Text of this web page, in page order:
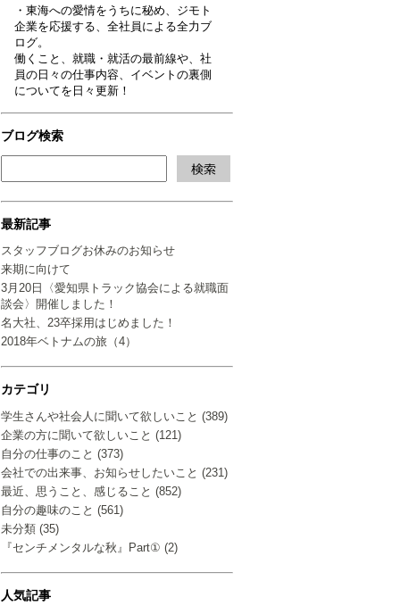
・東海への愛情をうちに秘め、ジモト
企業を応援する、全社員による全力ブ
ログ。
働くこと、就職・就活の最前線や、社
員の日々の仕事内容、イベントの裏側
についてを日々更新！
ブログ検索
最新記事
スタッフブログお休みのお知らせ
来期に向けて
3月20日〈愛知県トラック協会による就職面
談会〉開催しました！
名大社、23卒採用はじめました！
2018年ベトナムの旅（4）
カテゴリ
学生さんや社会人に聞いて欲しいこと (389)
企業の方に聞いて欲しいこと (121)
自分の仕事のこと (373)
会社での出来事、お知らせしたいこと (231)
最近、思うこと、感じること (852)
自分の趣味のこと (561)
未分類 (35)
『センチメンタルな秋』Part① (2)
人気記事